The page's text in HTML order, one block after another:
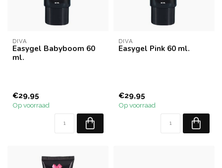
DIVA
Easygel Babyboom 60
ml.
€29,95
Op voorraad
DIVA
Easygel Pink 60 ml.
€29,95
Op voorraad